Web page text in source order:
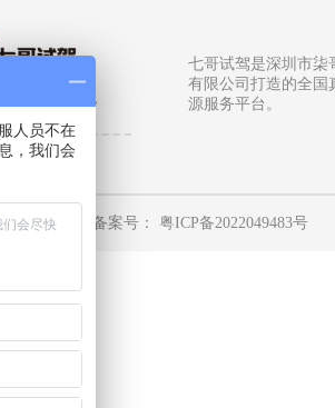
地服务平台
七哥试驾是深圳市柒
有限公司打造的全国
源服务平台。
播有限公司 备案号： 粤ICP备2022049483号
人员不在
，我们会